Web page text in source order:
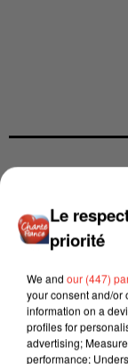
Le
priorité
We and our (447)
your consent and/or
information on a
profiles for
advertising;
performance;